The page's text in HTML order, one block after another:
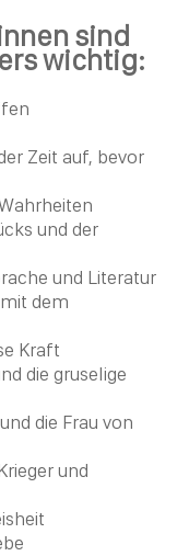
sind
wichtig:
Zeit auf, bevor
und der
und Literatur
dem
Kraft
die gruselige
die Frau von
und